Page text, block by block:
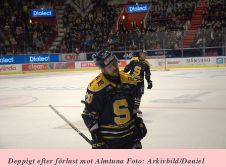
Deppigt efter förlust mot Almtuna Foto: Arkivbild/Daniel